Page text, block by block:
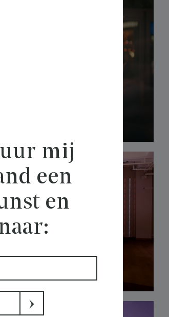
mij
een
en
›